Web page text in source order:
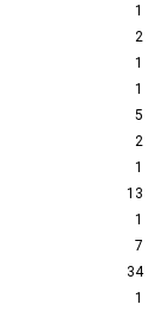
1
2
1
1
5
2
1
13
1
7
34
1